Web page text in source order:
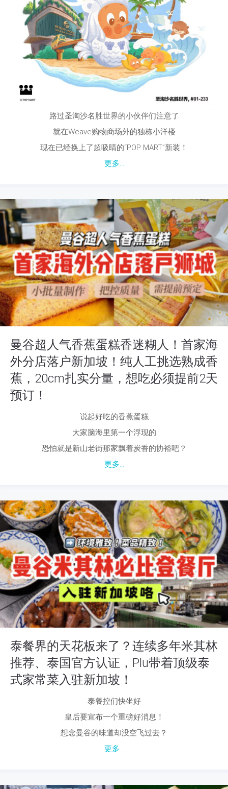
路过圣淘沙名胜世界的小伙伴们注意了
就在Weave购物商场外的独栋小洋楼
现在已经换上了超吸睛的“POP MART”新装！
更多...
曼谷超人气香蕉蛋糕香迷糊人！首家海
外分店落户新加坡！纯人工挑选熟成香
蕉，20cm扎实分量，想吃必须提前2天
预订！
说起好吃的香蕉蛋糕
大家脑海里第一个浮现的
恐怕就是新山老街那家飘着炭香的协裕吧？
更多...
泰餐界的天花板来了？连续多年米其林
推荐、泰国官方认证，Plu带着顶级泰
式家常菜入驻新加坡！
泰餐控们快坐好
皇后要宣布一个重磅好消息！
想念曼谷的味道却没空飞过去？
更多...